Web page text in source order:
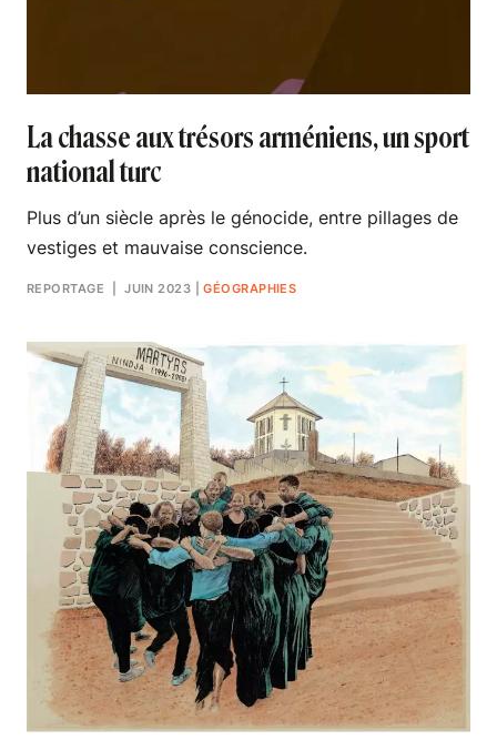
La chasse aux trésors arméniens, un sport
national turc
Plus d’un siècle après le génocide, entre pillages de
vestiges et mauvaise conscience.
REPORTAGE | JUIN 2023 |GÉOGRAPHIES